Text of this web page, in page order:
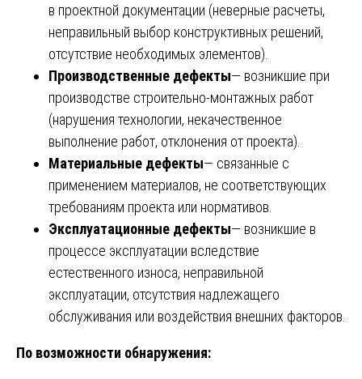
в проектной документации (неверные расчеты,
неправильный выбор конструктивных решений,
отсутствие необходимых элементов).
Производственные дефекты— возникшие при
производстве строительно-монтажных работ
(нарушения технологии, некачественное
выполнение работ, отклонения от проекта).
Материальные дефекты— связанные с
применением материалов, не соответствующих
требованиям проекта или нормативов.
Эксплуатационные дефекты— возникшие в
процессе эксплуатации вследствие
естественного износа, неправильной
эксплуатации, отсутствия надлежащего
обслуживания или воздействия внешних факторов.
По возможности обнаружения: